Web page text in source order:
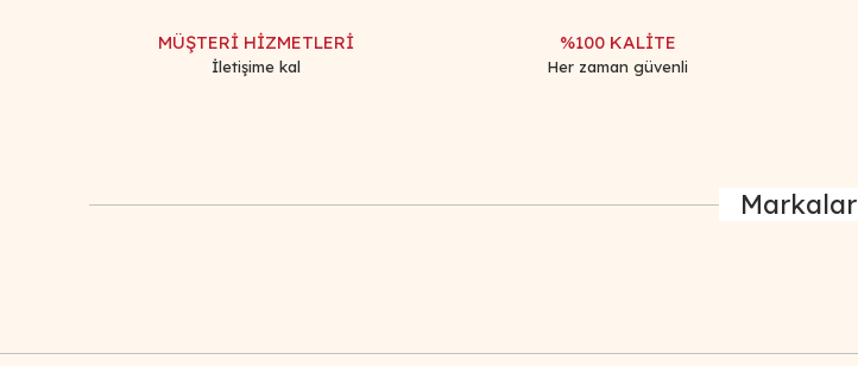
Ürün fiyatı diğer sitelerden daha pahalı.
MÜŞTERİ HİZMETLERİ
İletişime kal
%100 KALİTE
Her zaman güvenli
Markalar